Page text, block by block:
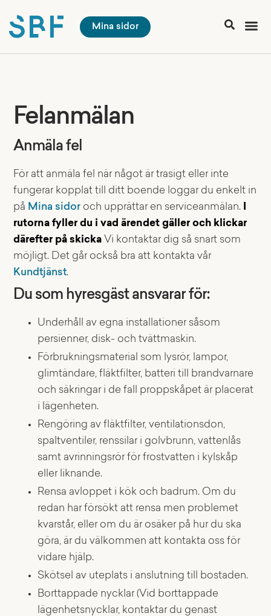
Mina sidor
Felanmälan
Anmäla fel
För att anmäla fel när något är trasigt eller inte
fungerar kopplat till ditt boende loggar du enkelt in
på Mina sidor och upprättar en serviceanmälan.
rutorna fyller du i vad ärendet gäller och klickar
därefter på skicka Vi kontaktar dig så snart som
möjligt. Det går också bra att kontakta vår
Kundtjänst.
Du som hyresgäst ansvarar för:
Underhåll av egna installationer såsom
persienner, disk- och tvättmaskin.
Förbrukningsmaterial som lysrör, lampor,
glimtändare, fläktfilter, batteri till brandvarnare
och säkringar i de fall proppskåpet är placerat
i lägenheten.
Rengöring av fläktfilter, ventilationsdon,
spaltventiler, renssilar i golvbrunn, vattenlås
samt avrinningsrör för frostvatten i kylskåp
eller liknande.
Rensa avloppet i kök och badrum. Om du
redan har försökt att rensa men problemet
kvarstår, eller om du är osäker på hur du ska
göra, är du välkommen att kontakta oss för
vidare hjälp.
Skötsel av uteplats i anslutning till bostaden.
Borttappade nycklar (Vid borttappade
lägenhetsnycklar, kontaktar du genast